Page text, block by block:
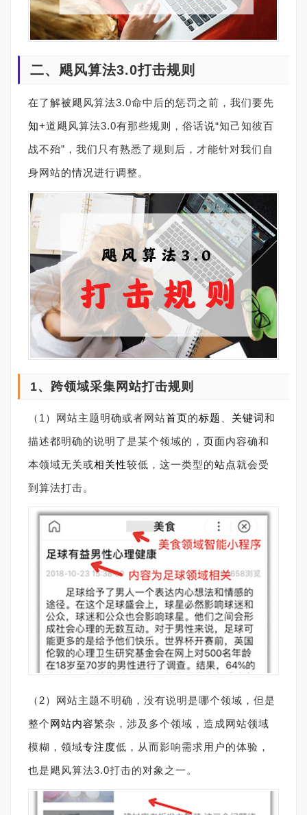
二、飓风算法3.0打击规则
在了解被飓风算法3.0命中后的惩罚之前，我们要先
知+道飓风算法3.0有那些规则，俗话说“知己知彼百
战不殆”，我们只有熟悉了规则后，才能针对我们自
身网站的情况进行调整。
1、跨领域采集网站打击规则
（1）网站主题明确或者网站首页的标题 关键词和
描述都明确的说明了是某个领域的， 页面内容确和
本领域无关或相关性较低，这一类型的站点就会受
到算法打击。
（2）网站主题不明确，没有说明是哪个领域，但是
整个网站内容繁杂，涉及多个领域，造成网站领域
模糊，领域专注度低，从而影响需求用户的体验，
也是飓风算法3.0打击的对象之一。